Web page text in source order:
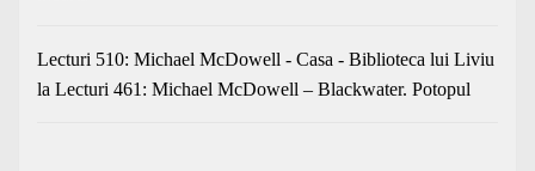
Lecturi 510: Michael McDowell - Casa - Biblioteca lui Liviu
la Lecturi 461: Michael McDowell – Blackwater. Potopul